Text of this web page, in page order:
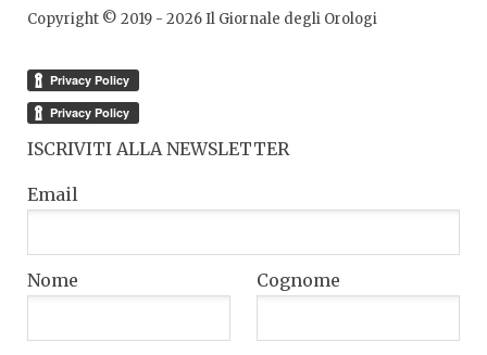
Copyright © 2019 - 2026Il Giornale degli Orologi
ISCRIVITI ALLA NEWSLETTER
Email
Nome Cognome